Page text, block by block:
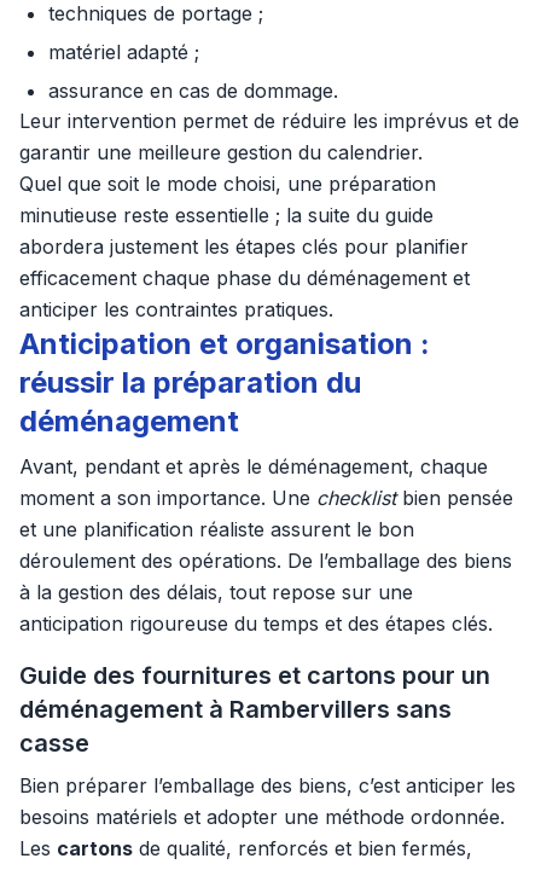
techniques de portage ;
matériel adapté ;
assurance en cas de dommage.
Leur intervention permet de réduire les imprévus et de
garantir une meilleure gestion du calendrier.
Quel que soit le mode choisi, une préparation
minutieuse reste essentielle ; la suite du guide
abordera justement les étapes clés pour planifier
efficacement chaque phase du déménagement et
anticiper les contraintes pratiques.
Anticipation et organisation :
réussir la préparation du
déménagement
Avant, pendant et après le déménagement, chaque
moment a son importance. Une checklistbien pensée
et une planification réaliste assurent le bon
déroulement des opérations. De l’emballage des biens
à la gestion des délais, tout repose sur une
anticipation rigoureuse du temps et des étapes clés.
Guide des fournitures et cartons pour un
déménagement à Rambervillers sans
casse
Bien préparer l’emballage des biens, c’est anticiper les
besoins matériels et adopter une méthode ordonnée.
Les cartons de qualité, renforcés et bien fermés,